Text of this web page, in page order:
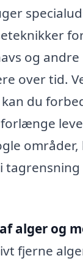
og
over tid.
du
alger og
fjerne